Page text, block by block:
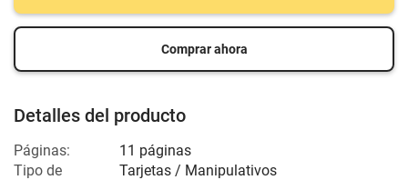
Comprar ahora
Detalles del producto
Páginas:
11 páginas
Tipo de
Tarjetas / Manipulativos